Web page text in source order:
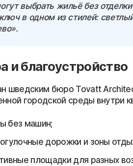
выбрать жильё без отделки
в одном из стилей:
и благоустройство
шведским бюро Tovatt
городской среды внутри
без машин;
дорожки и зоны
площадки для разных